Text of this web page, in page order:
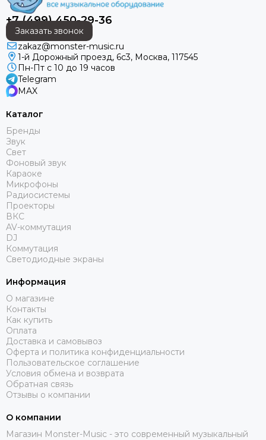
+7 (499) 450-29-36
Заказать звонок
zakaz@monster-music.ru
1-й Дорожный проезд, 6с3, Москва, 117545
Пн-Пт с 10 до 19 часов
Telegram
MAX
Каталог
Бренды
Звук
Свет
Фоновый звук
Караоке
Микрофоны
Радиосистемы
Проекторы
ВКС
AV-коммутация
DJ
Коммутация
Светодиодные экраны
Информация
О магазине
Контакты
Как купить
Оплата
Доставка и самовывоз
Оферта и политика конфиденциальности
Пользовательское соглашение
Условия обмена и возврата
Обратная связь
Отзывы о компании
О компании
Магазин Monster-Music - это современный музыкальный